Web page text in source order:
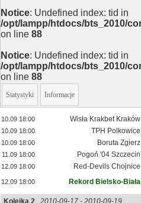
Notice: Undefined index: tid in
/opt/lampp/htdocs/bts_2010/
on line 88
Notice: Undefined index: tid in
/opt/lampp/htdocs/bts_2010/
on line 88
Statystyki Informacje
10.09 18:00 Wisła Krakbet Kraków
10.09 18:00 TPH Polkowice
10.09 18:00 Boruta Zgierz
11.09 18:00 Pogoń '04 Szczecin
12.09 18:00 Red-Devils Chojnice
12.09 18:00 Rekord Bielsko-Biała
Kolejka 2 2010-09-17 - 2010-09-19